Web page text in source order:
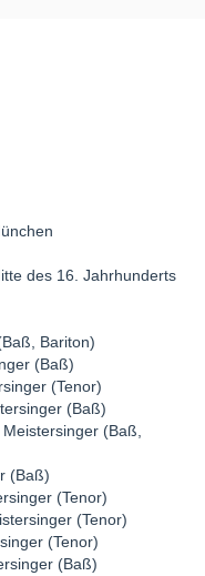
des 16. Jahrhunderts
Bariton)
(Baß)
(Tenor)
(Baß)
Meistersinger (Baß,
(Baß)
(Tenor)
(Tenor)
(Tenor)
(Baß)